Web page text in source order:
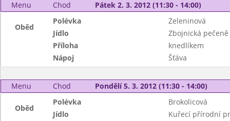
Menu Chod Pátek 2. 3. 2012 (11:30 - 14:00)
Oběd
Polévka
Zeleninová
Jídlo
Zbojnická
Příloha
knedlíkem
Nápoj
Šťáva
Menu Chod Pondělí 5. 3. 2012 (11:30 - 14:00)
Oběd
Polévka
Brokolicová
Jídlo
Kuřecí přírodní